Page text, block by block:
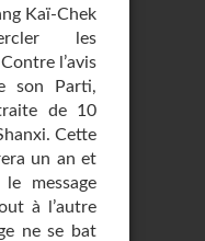
Kaï-Chek
les
l’avis
son Parti,
de 10
Cette
un an et
message
à l’autre
ne se bat